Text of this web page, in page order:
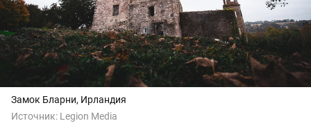
Замок Бларни, Ирландия
Источник: Legion Media